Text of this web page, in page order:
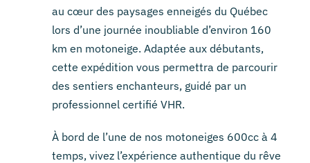
au cœur des paysages enneigés du Québec
lors d’une journée inoubliable d’environ 160
km en motoneige. Adaptée aux débutants,
cette expédition vous permettra de parcourir
des sentiers enchanteurs, guidé par un
professionnel certifié VHR.
À bord de l’une de nos motoneiges 600cc à 4
temps, vivez l’expérience authentique du rêve